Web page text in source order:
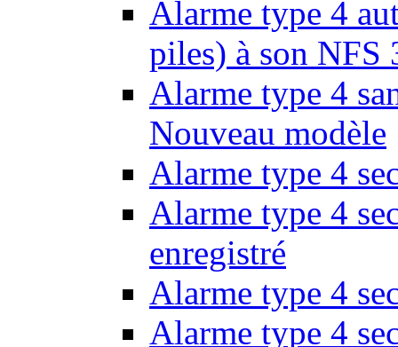
Alarme type 4
piles) à son NFS
Alarme type 4
Nouveau modèle
Alarme type 4
Alarme type 4
enregistré
Alarme type 4
Alarme type 4